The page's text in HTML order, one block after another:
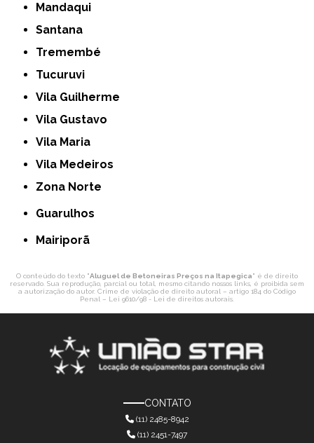
Mandaqui
Santana
Tremembé
Tucuruvi
Vila Guilherme
Vila Gustavo
Vila Maria
Vila Medeiros
Zona Norte
Guarulhos
Mairiporã
O conteúdo do texto "Aluguel de Betoneiras Preços na Itapegica" é de direito
reservado. Sua reprodução, parcial ou total, mesmo citando nossos links, é proibida sem
a autorização do autor. Crime de violação de direito autoral – artigo 184 do Código
Penal – Lei 9610/98 - Lei de direitos autorais.
CONTATO
(11) 2485-8942
(11) 2451-7497